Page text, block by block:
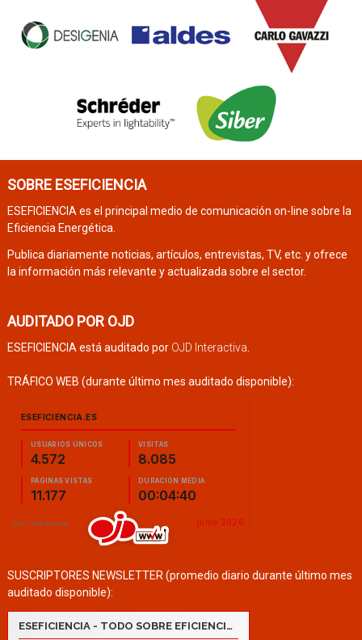
SOBRE ESEFICIENCIA
ESEFICIENCIA es el principal medio de comunicación on-line sobre la
Eficiencia Energética.
Publica diariamente noticias, artículos, entrevistas, TV, etc. y ofrece
la información más relevante y actualizada sobre el sector.
AUDITADO POR OJD
ESEFICIENCIA está auditado por OJD Interactiva
TRÁFICO WEB (durante último mes auditado disponible):
SUSCRIPTORES NEWSLETTER (promedio diario durante último mes
auditado disponible):